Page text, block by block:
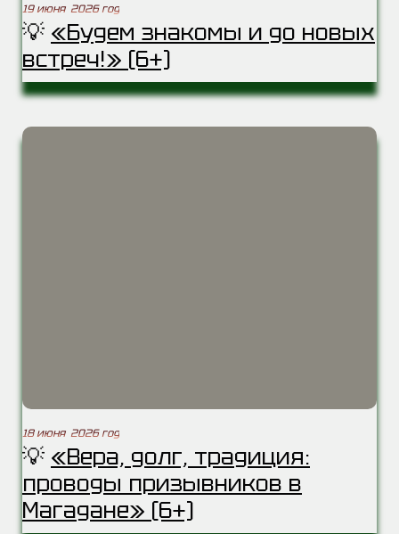
19 июня 2026 год
💡 «Будем знакомы и до новых
встреч!» (6+)
18 июня 2026 год
💡 «Вера, долг, традиция:
проводы призывников в
Магадане» (6+)